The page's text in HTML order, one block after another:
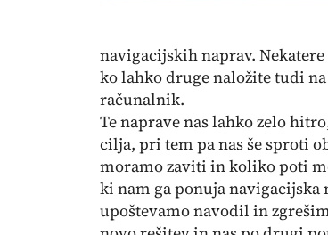
navigacijskih naprav.
ko lahko druge naložite tudi
računalnik.
Te naprave nas lahko zelo
cilja, pri tem pa nas še sproti
moramo zaviti in koliko poti
ki nam ga ponuja navigacijska
upoštevamo navodil in